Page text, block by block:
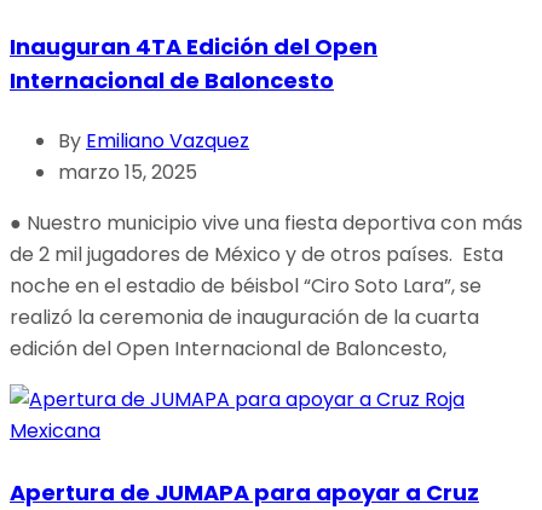
Inauguran 4TA Edición del Open
Internacional de Baloncesto
By Emiliano Vazquez
marzo 15, 2025
● Nuestro municipio vive una fiesta deportiva con más
de 2 mil jugadores de México y de otros países. Esta
noche en el estadio de béisbol “Ciro Soto Lara”, se
realizó la ceremonia de inauguración de la cuarta
edición del Open Internacional de Baloncesto,
Apertura de JUMAPA para apoyar a Cruz